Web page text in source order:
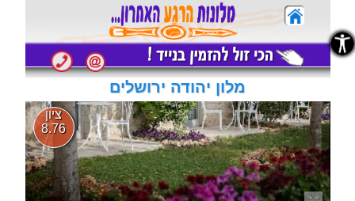
מלון יהודה ירושלים
ציון
8.76
נגישות
נגישות